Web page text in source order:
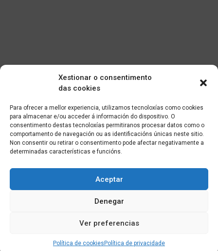
Xestionar o consentimento
das cookies
Para ofrecer a mellor experiencia, utilizamos tecnoloxías como cookies
para almacenar e/ou acceder á información do dispositivo. O
consentimento destas tecnoloxías permitiranos procesar datos como o
comportamento de navegación ou as identificacións únicas neste sitio.
Non consentir ou retirar o consentimento pode afectar negativamente a
determinadas características e funcións.
Aceptar
Denegar
Ver preferencias
Política de cookies Política de privacidade